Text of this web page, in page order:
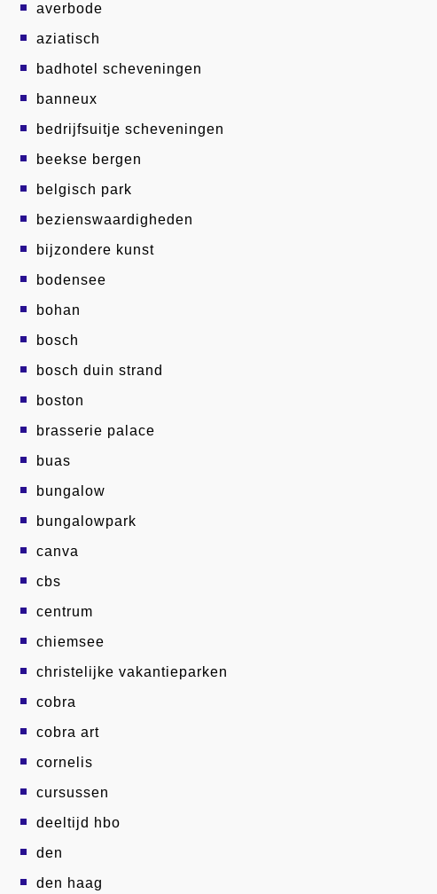
averbode
aziatisch
badhotel scheveningen
banneux
bedrijfsuitje scheveningen
beekse bergen
belgisch park
bezienswaardigheden
bijzondere kunst
bodensee
bohan
bosch
bosch duin strand
boston
brasserie palace
buas
bungalow
bungalowpark
canva
cbs
centrum
chiemsee
christelijke vakantieparken
cobra
cobra art
cornelis
cursussen
deeltijd hbo
den
den haag